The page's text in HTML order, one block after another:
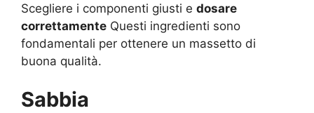
Scegliere i componenti giusti e dosare
correttamente Questi ingredienti sono
fondamentali per ottenere un massetto di
buona qualità.
Sabbia